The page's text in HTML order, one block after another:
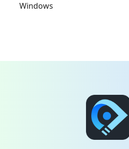
Windows